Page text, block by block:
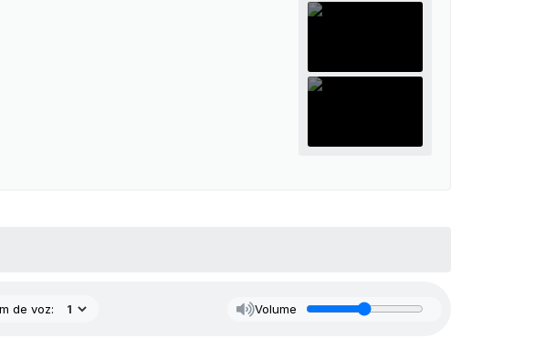
de voz: Volume